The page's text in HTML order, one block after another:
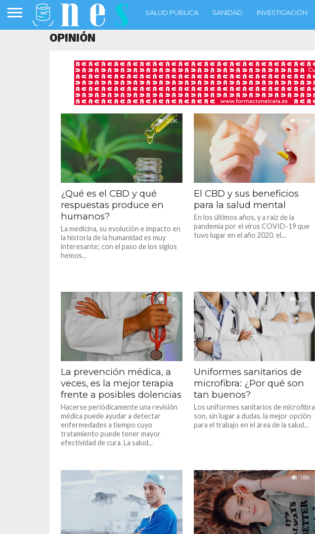
SALUD PÚBLICA SANIDAD INVESTIGACIÓN
OPINIÓN
2.0K
¿Qué es el CBD y qué
respuestas produce en
humanos?
La medicina, su evolución e impacto en
la historia de la humanidad es muy
interesante; con el paso de los siglos
hemos...
2.6K
El CBD y sus beneficios
para la salud mental
En los últimos años, y a raíz de la
pandemia por el virus COVID-19 que
tuvo lugar en el año 2020, el...
1.3K
La prevención médica, a
veces, es la mejor terapia
frente a posibles dolencias
Hacerse periódicamente una revisión
médica puede ayudar a detectar
enfermedades a tiempo cuyo
tratamiento puede tener mayor
efectividad de cura. La salud...
2.5K
Uniformes sanitarios de
microfibra: ¿Por qué son
tan buenos?
Los uniformes sanitarios de microfibra
son, sin lugar a dudas, la mejor opción
para el trabajo en el área de la salud...
1.6K 1.8K